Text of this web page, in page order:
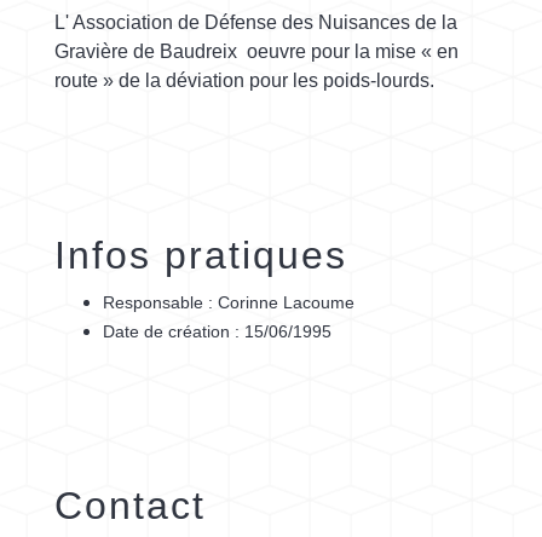
L' Association de Défense des Nuisances de la
Gravière de Baudreix oeuvre pour la mise « en
route » de la déviation pour les poids-lourds.
Infos pratiques
Responsable : Corinne Lacoume
Date de création : 15/06/1995
Contact